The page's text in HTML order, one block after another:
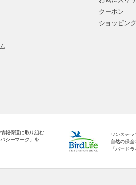
クーポン
ショッピン
報保護に取り組む
シーマーク」を
ワンステッ
自然の保
「バード